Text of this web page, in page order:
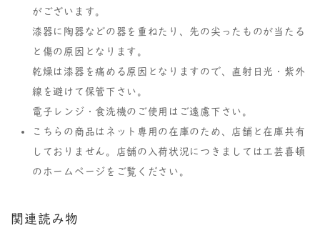
がございます。
漆器に陶器などの器を重ねたり、先の尖ったものが当たる
と傷の原因となります。
乾燥は漆器を痛める原因となりますので、直射日光・紫外
線を避けて保管下さい。
電子レンジ・食洗機のご使用はご遠慮下さい。
こちらの商品はネット専用の在庫のため、店舗と在庫共有
しておりません。店舗の入荷状況につきましては工芸喜頓
のホームページをご覧ください。
関連読み物